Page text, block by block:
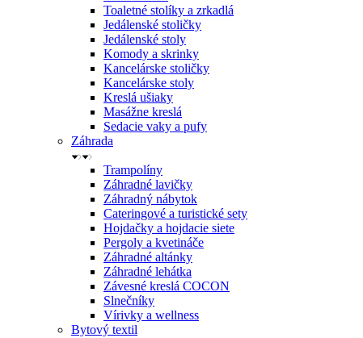
Toaletné stolíky a zrkadlá
Jedálenské stoličky
Jedálenské stoly
Komody a skrinky
Kancelárske stoličky
Kancelárske stoly
Kreslá ušiaky
Masážne kreslá
Sedacie vaky a pufy
Záhrada
Trampolíny
Záhradné lavičky
Záhradný nábytok
Cateringové a turistické sety
Hojdačky a hojdacie siete
Pergoly a kvetináče
Záhradné altánky
Záhradné lehátka
Závesné kreslá COCON
Slnečníky
Vírivky a wellness
Bytový textil